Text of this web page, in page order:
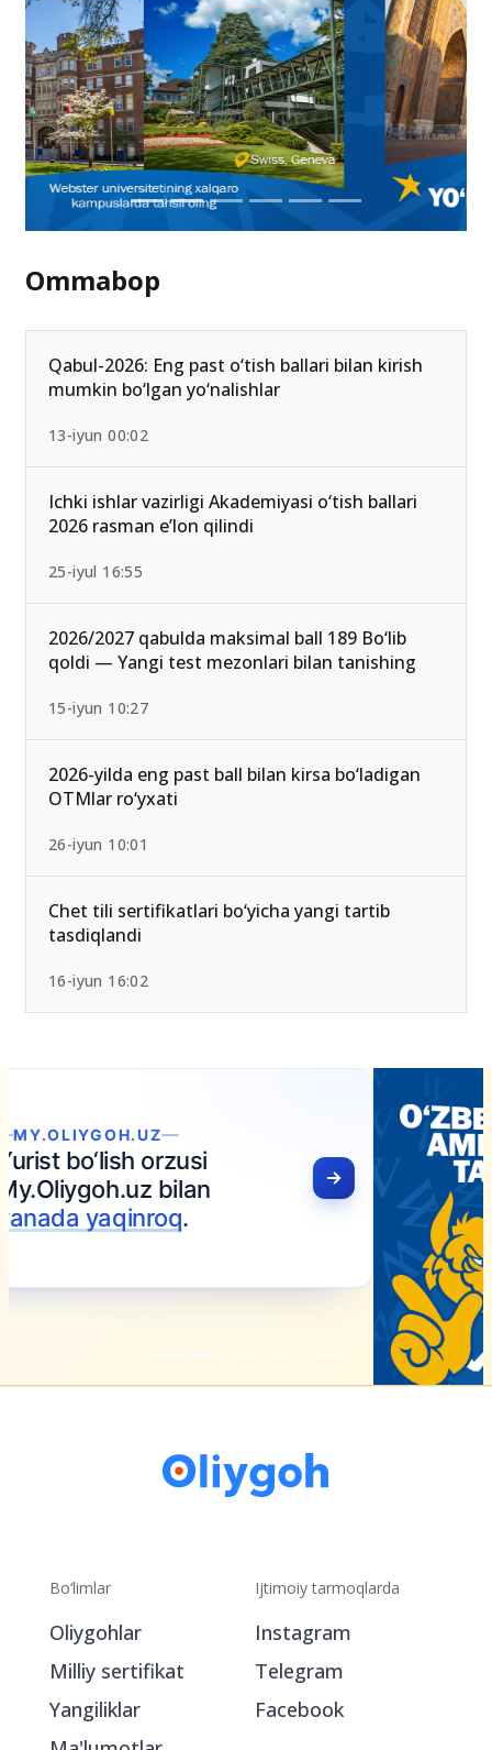
Ommabop
Qabul-2026: Eng past o‘tish ballari bilan kirish
mumkin bo‘lgan yo‘nalishlar
13-iyun 00:02
Ichki ishlar vazirligi Akademiyasi o‘tish ballari
2026 rasman e’lon qilindi
25-iyul 16:55
2026/2027 qabulda maksimal ball 189 Bo‘lib
qoldi — Yangi test mezonlari bilan tanishing
15-iyun 10:27
2026-yilda eng past ball bilan kirsa bo‘ladigan
OTMlar ro‘yxati
26-iyun 10:01
Chet tili sertifikatlari bo‘yicha yangi tartib
tasdiqlandi
16-iyun 16:02
Bo‘limlar
Oliygohlar
Milliy sertifikat
Yangiliklar
Ijtimoiy tarmoqlarda
Instagram
Telegram
Facebook